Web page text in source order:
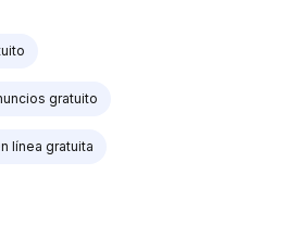
gratuito
línea gratuita